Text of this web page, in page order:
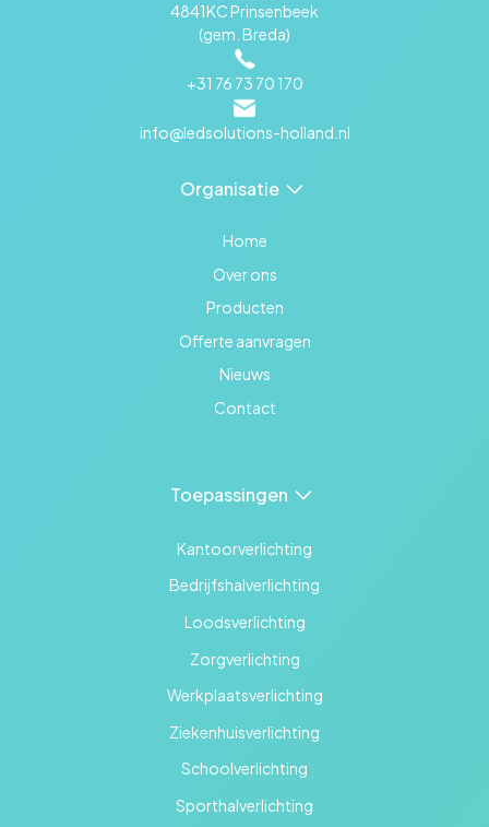
4841KC Prinsenbeek
(gem. Breda)
+31 76 73 70 170
info@ledsolutions-holland.nl
Organisatie
Home
Over ons
Producten
Offerte aanvragen
Nieuws
Contact
Toepassingen
Kantoorverlichting
Bedrijfshalverlichting
Loodsverlichting
Zorgverlichting
Werkplaatsverlichting
Ziekenhuisverlichting
Schoolverlichting
Sporthalverlichting